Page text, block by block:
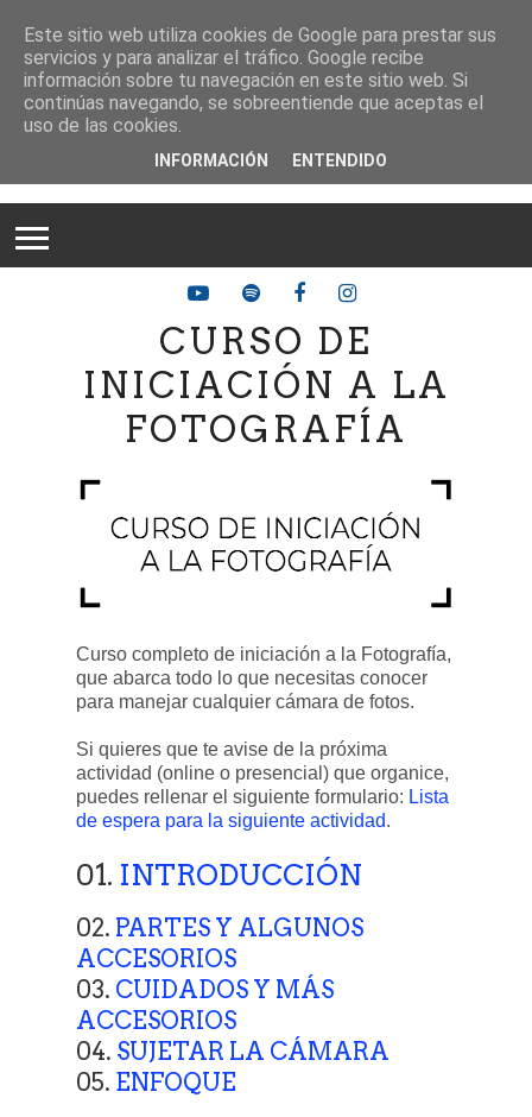
CURSO DE
INICIACIÓN A LA
FOTOGRAFÍA
Curso completo de iniciación a la Fotografía,
que abarca todo lo que necesitas conocer
para manejar cualquier cámara de fotos.
Si quieres que te avise de la próxima
actividad (online o presencial) que organice,
puedes rellenar el siguiente formulario: Lista
de espera para la siguiente actividad.
01. INTRODUCCIÓN
02. PARTES Y ALGUNOS
ACCESORIOS
03. CUIDADOS Y MÁS
ACCESORIOS
04. SUJETAR LA CÁMARA
05. ENFOQUE
Este sitio web utiliza cookies de Google para prestar sus
servicios y para analizar el tráfico. Google recibe
información sobre tu navegación en este sitio web. Si
continúas navegando, se sobreentiende que aceptas el
uso de las cookies.
INFORMACIÓN ENTENDIDO